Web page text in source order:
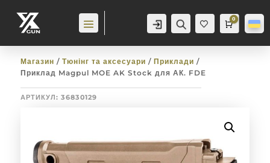
Аккаунт Пошук
Баж
анн
Cart
0
0,0грн
Магазин / Тюнінг та аксесуари / Приклади /
Приклад Magpul MOE AK Stock для АК. FDE
АРТИКУЛ: 36830129